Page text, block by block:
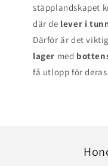
stäpplandskapet
där de lever i
Därför är det
lager med
få utlopp för